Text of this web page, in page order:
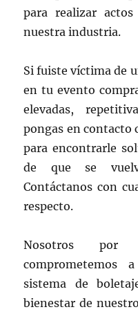
para realizar
nuestra industria.
Si fuiste víctima de
en tu evento
elevadas,
pongas en contacto
para encontrarle
de que se
Contáctanos con
respecto.
Nosotros por
comprometemos
sistema de
bienestar de